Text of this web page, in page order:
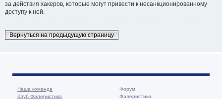
за действия хакеров, которые могут привести к несанкционированному
доступу к ней.
Вернуться на предыдущую страницу
Наша команда
Клуб Фалеристика
Форум
Фалеристика